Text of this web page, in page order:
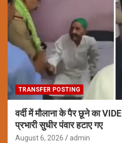
TRANSFER POSTING
वर्दी में मौलाना के पैर छूने का
प्रभारी सुधीर पंवार हटाए गए
August 6, 2026 admin